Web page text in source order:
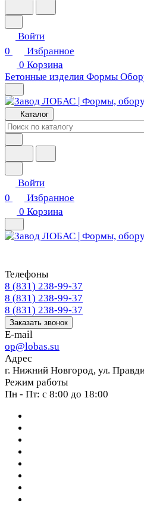
Войти
0
Избранное
0 Корзина
Бетонные изделия Формы
Каталог
Войти
0
Избранное
0 Корзина
Телефоны
8 (831) 238-99-37
8 (831) 238-99-37
8 (831) 238-99-37
Заказать звонок
E-mail
op@lobas.su
Адрес
г. Нижний Новгород, ул.
Режим работы
Пн - Пт: с 8:00 до 18:00